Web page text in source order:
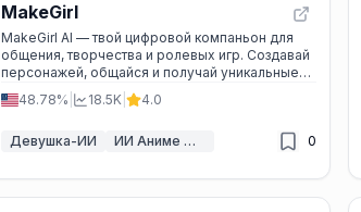
MakeGirl
MakeGirl AI — твой цифровой компаньон для
общения, творчества и ролевых игр. Создавай
персонажей, общайся и получай уникальные
изображения в пару кликов.
48.78% 18.5K 4.0
Девушка-ИИ ИИ Аниме Девушка 0